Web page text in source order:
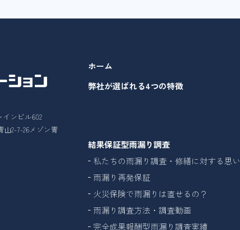
インビル602
山2-7-26メゾン青
ホーム
弊社が選ばれる4つの特徴
結果保証型雨漏り調査
私たちの雨漏り調査・修繕に対する思い
雨漏り再発保証
火災保険で雨漏りは直せるの？
雨漏り調査方法・調査動画
完全成果報酬型雨漏り調査実績